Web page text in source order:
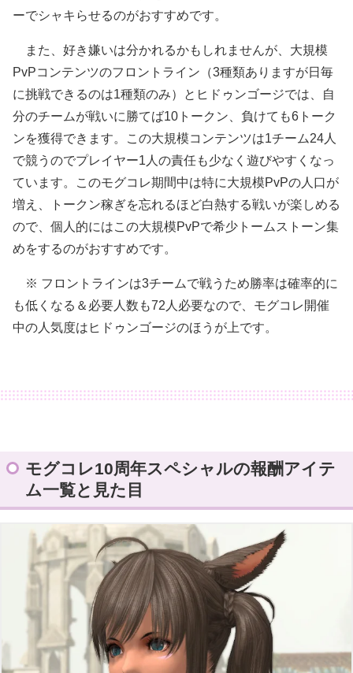
ーでシャキらせるのがおすすめです。
また、好き嫌いは分かれるかもしれませんが、大規模
PvPコンテンツのフロントライン（3種類ありますが日毎
に挑戦できるのは1種類のみ）とヒドゥンゴージでは、自
分のチームが戦いに勝てば10トークン、負けても6トーク
ンを獲得できます。この大規模コンテンツは1チーム24人
で競うのでプレイヤー1人の責任も少なく遊びやすくなっ
ています。このモグコレ期間中は特に大規模PvPの人口が
増え、トークン稼ぎを忘れるほど白熱する戦いが楽しめる
ので、個人的にはこの大規模PvPで希少トームストーン集
めをするのがおすすめです。
※ フロントラインは3チームで戦うため勝率は確率的に
も低くなる＆必要人数も72人必要なので、モグコレ開催
中の人気度はヒドゥンゴージのほうが上です。
モグコレ10周年スペシャルの報酬アイテ
ム一覧と見た目